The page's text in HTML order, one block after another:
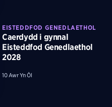
EISTEDDFOD GENEDLAETHOL
Caerdydd i gynnal
Eisteddfod Genedlaethol
2028
10 Awr Yn Ôl